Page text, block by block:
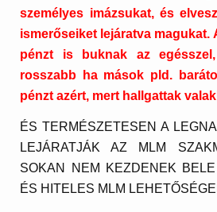
személyes imázsukat, és
ismerőseiket lejáratva magukat.
pénzt is buknak az
rosszabb ha mások pld.
pénzt azért, mert hallgattak
ÉS TERMÉSZETESEN A
LEJÁRATJÁK AZ MLM
SOKAN NEM KEZDENEK
ÉS HITELES MLM